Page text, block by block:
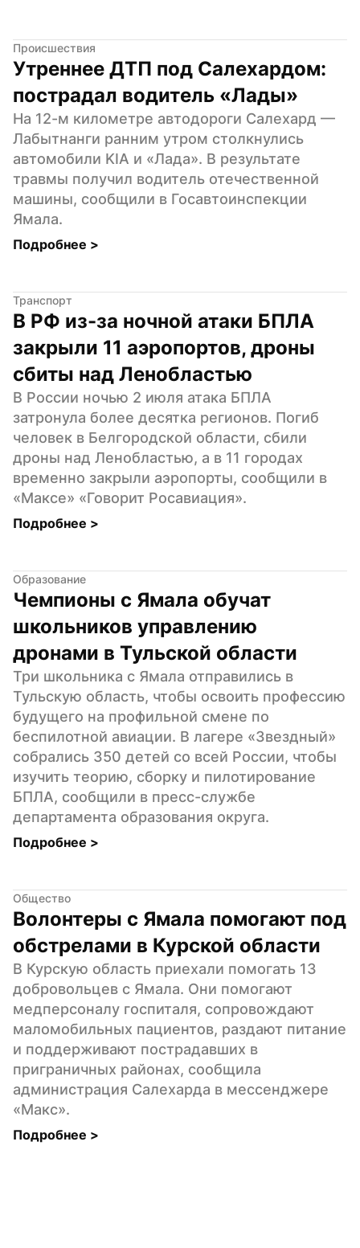
Происшествия
Утреннее ДТП под Салехардом:
пострадал водитель «Лады»
На 12-м километре автодороги Салехард —
Лабытнанги ранним утром столкнулись
автомобили KIA и «Лада». В результате
травмы получил водитель отечественной
машины, сообщили в Госавтоинспекции
Ямала.
Подробнее >
Транспорт
В РФ из-за ночной атаки БПЛА
закрыли 11 аэропортов, дроны
сбиты над Ленобластью
В России ночью 2 июля атака БПЛА
затронула более десятка регионов. Погиб
человек в Белгородской области, сбили
дроны над Ленобластью, а в 11 городах
временно закрыли аэропорты, сообщили в
«Максе» «Говорит Росавиация».
Подробнее >
Образование
Чемпионы с Ямала обучат
школьников управлению
дронами в Тульской области
Три школьника с Ямала отправились в
Тульскую область, чтобы освоить профессию
будущего на профильной смене по
беспилотной авиации. В лагере «Звездный»
собрались 350 детей со всей России, чтобы
изучить теорию, сборку и пилотирование
БПЛА, сообщили в пресс-службе
департамента образования округа.
Подробнее >
Общество
Волонтеры с Ямала помогают под
обстрелами в Курской области
В Курскую область приехали помогать 13
добровольцев с Ямала. Они помогают
медперсоналу госпиталя, сопровождают
маломобильных пациентов, раздают питание
и поддерживают пострадавших в
приграничных районах, сообщила
администрация Салехарда в мессенджере
«Макс».
Подробнее >